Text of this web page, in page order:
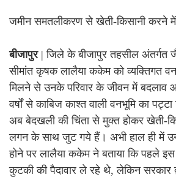
जमीन समतलीकरण से खेती-किसानी करने में
बीजापुर| जिले के बीजापुर तहसील अंतर्गत
सीमांत कृषक लालैया ककेम को व्यक्तिगत
मिलने से उनके परिवार के जीवन में बदलाव
वर्षों से काबिज काश्त वाली वनभूमि का
अब बेदखली की चिंता से मुक्त होकर खेती-
लगन के साथ जुट गये हैं। अभी हाल ही में
होने पर लालैया ककेम ने बताया कि पहले
कुटकी की पैदावार ले रहे थे, लेकिन सरकार